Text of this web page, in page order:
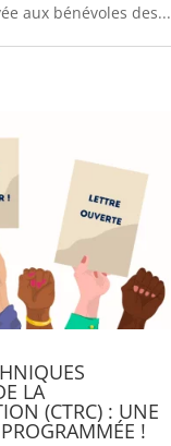
aux bénévoles des...
LA
(CTRC) : UNE
!